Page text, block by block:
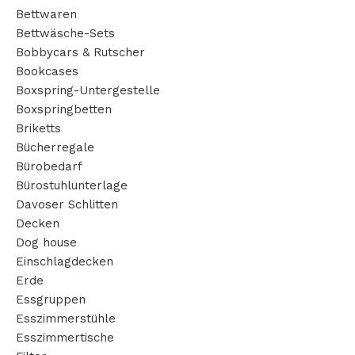
Bettwaren
Bettwäsche-Sets
Bobbycars & Rutscher
Bookcases
Boxspring-Untergestelle
Boxspringbetten
Briketts
Bücherregale
Bürobedarf
Bürostuhlunterlage
Davoser Schlitten
Decken
Dog house
Einschlagdecken
Erde
Essgruppen
Esszimmerstühle
Esszimmertische